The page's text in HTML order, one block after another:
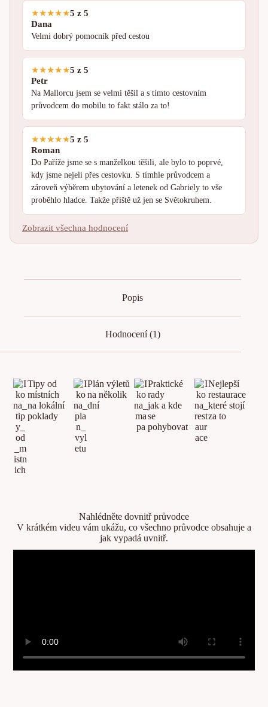
★★★★★5 z 5
Dana
Velmi dobrý pomocník před cestou
★★★★★5 z 5
Petr
Na Mallorcu jsem se velmi těšil a s tímto cestovním
průvodcem do mobilu to fakt stálo za to!
★★★★★5 z 5
Roman
Do Paříže jsme se s manželkou těšili, ale bylo to poprvé,
kdy jsme nejeli přes cestovku. S tímhle průvodcem a
zároveň výběrem ubytování a letenek od Gabriely to vše
proběhlo hladce. Takže příště už jen se Světokruhem.
Zobrazit všechna hodnocení
Popis
Hodnocení (1)
Tipy od
místních
na lokální
poklady
Plán výletů
na několik
dní
Praktické
rady
jak a kde
se
pohybovat
Nejlepší
restaurace
které stojí
za to
Nahlédněte dovnitř průvodce
V krátkém videu vám ukážu, co všechno průvodce obsahuje a
jak vypadá uvnitř.